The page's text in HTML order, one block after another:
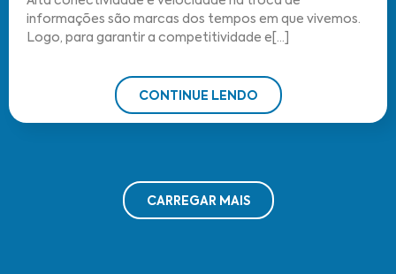
informações são marcas dos tempos em que vivemos.
Logo, para garantir a competitividade e[...]
CONTINUE LENDO
CARREGAR MAIS